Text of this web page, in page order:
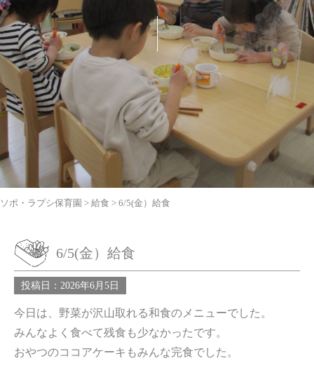
ソポ・ラプシ保育園 > 給食 > 6/5(金）給食
6/5(金）給食
投稿日：2026年6月5日
今日は、野菜が沢山取れる和食のメニューでした。
みんなよく食べて残食も少なかったです。
おやつのココアケーキもみんな完食でした。